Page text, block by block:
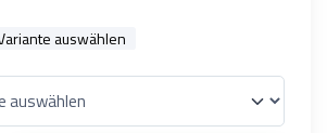
auswählen